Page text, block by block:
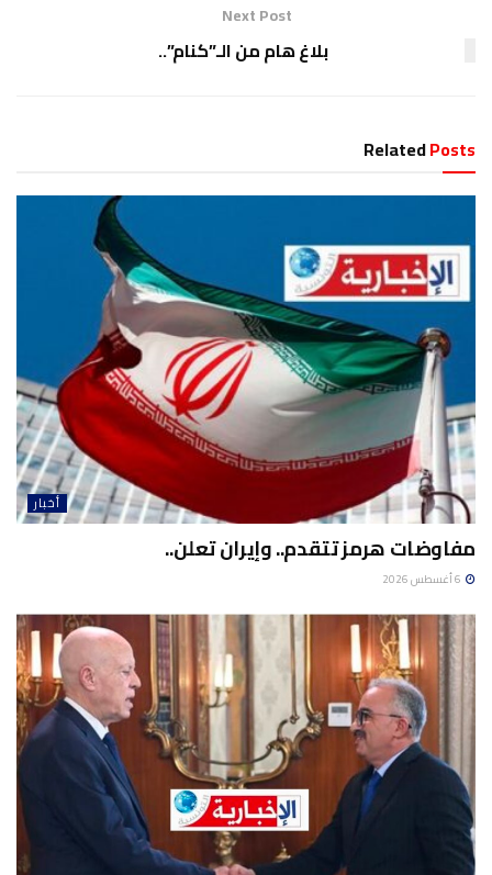
Next Post
بلاغ هام من الـ”كنام”..
RelatedPosts
أخبار
مفاوضات هرمز تتقدم.. وإيران تعلن..